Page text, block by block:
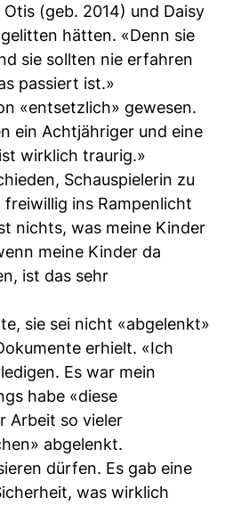
(geb. 2014) und Daisy
hätten. «Denn sie
sie sollten nie erfahren
passiert ist.»
«entsetzlich» gewesen.
ein Achtjähriger und eine
wirklich traurig.»
Schauspielerin zu
ins Rampenlicht
nichts, was meine Kinder
meine Kinder da
ist das sehr
sie sei nicht «abgelenkt»
erhielt. «Ich
Es war mein
habe «diese
Arbeit so vieler
abgelenkt.
dürfen. Es gab eine
was wirklich